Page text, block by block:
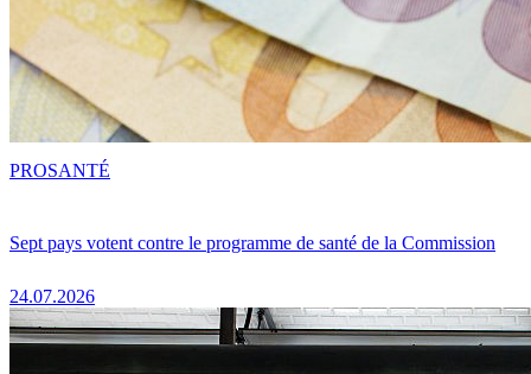
Sept pays votent contre le programme de santé de la Commission
24.07.2026
PROSANTÉ